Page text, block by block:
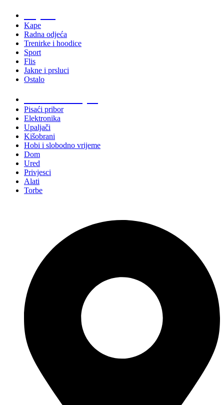
Kape
Radna odjeća
Trenirke i hoodice
Sport
Flis
Jakne i prsluci
Ostalo
Pisaći pribor
Elektronika
Upaljači
Kišobrani
Hobi i slobodno vrijeme
Dom
Ured
Privjesci
Alati
Torbe